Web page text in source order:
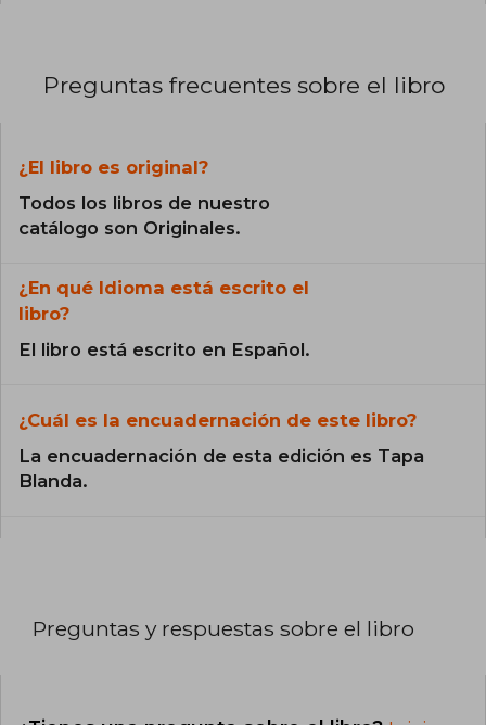
Preguntas frecuentes sobre el libro
¿El libro es original?
Todos los libros de nuestro
catálogo son Originales.
¿En qué Idioma está escrito el
libro?
El libro está escrito en Español.
¿Cuál es la encuadernación de este libro?
La encuadernación de esta edición es Tapa
Blanda.
Preguntas y respuestas sobre el libro